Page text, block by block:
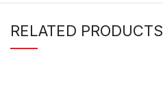
RELATED PRODUCTS